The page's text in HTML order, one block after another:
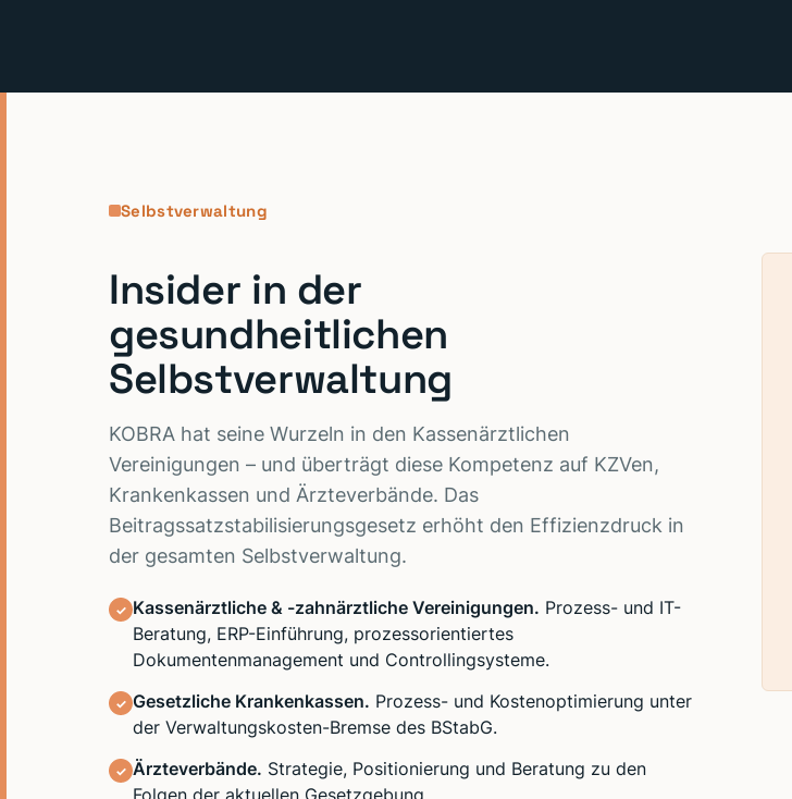
Selbstverwaltung
Insider in der
gesundheitlichen
Selbstverwaltung
KOBRA hat seine Wurzeln in den Kassenärztlichen
Vereinigungen – und überträgt diese Kompetenz auf KZVen,
Krankenkassen und Ärzteverbände. Das
Beitragssatzstabilisierungsgesetz erhöht den Effizienzdruck in
der gesamten Selbstverwaltung.
✓ Kassenärztliche & -zahnärztliche Vereinigungen. Prozess- und IT-
Beratung, ERP-Einführung, prozessorientiertes
Dokumentenmanagement und Controllingsysteme.
✓ Gesetzliche Krankenkassen. Prozess- und Kostenoptimierung unter
der Verwaltungskosten-Bremse des BStabG.
✓ Ärzteverbände. Strategie, Positionierung und Beratung zu den